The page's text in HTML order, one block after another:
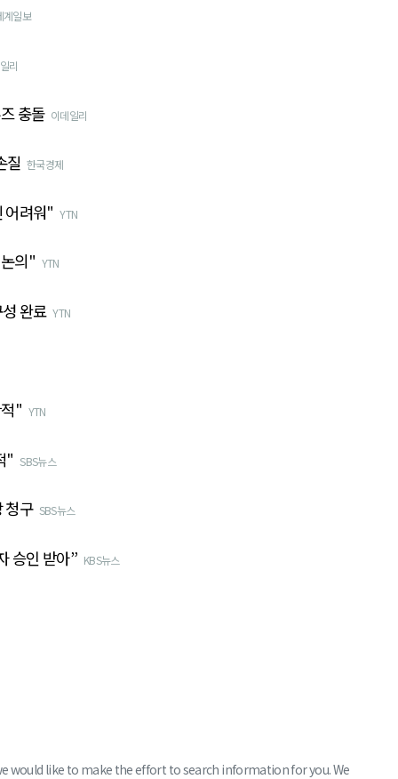
계일보
리
충돌 이데일리
질 한국경제
어려워" YTN
의" YTN
완료 YTN
" YTN
" SBS뉴스
청구 SBS뉴스
승인 받아” KBS뉴스
would like to make the effort to search information for you. We